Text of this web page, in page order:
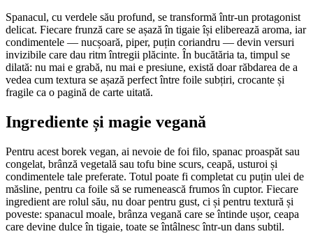
Spanacul, cu verdele său profund, se transformă într-un protagonist
delicat. Fiecare frunză care se așază în tigaie își eliberează aroma, iar
condimentele — nucșoară, piper, puțin coriandru — devin versuri
invizibile care dau ritm întregii plăcinte. În bucătăria ta, timpul se
dilată: nu mai e grabă, nu mai e presiune, există doar răbdarea de a
vedea cum textura se așază perfect între foile subțiri, crocante și
fragile ca o pagină de carte uitată.
Ingrediente și magie vegană
Pentru acest borek vegan, ai nevoie de foi filo, spanac proaspăt sau
congelat, brânză vegetală sau tofu bine scurs, ceapă, usturoi și
condimentele tale preferate. Totul poate fi completat cu puțin ulei de
măsline, pentru ca foile să se rumenească frumos în cuptor. Fiecare
ingredient are rolul său, nu doar pentru gust, ci și pentru textură și
poveste: spanacul moale, brânza vegană care se întinde ușor, ceapa
care devine dulce în tigaie, toate se întâlnesc într-un dans subtil.